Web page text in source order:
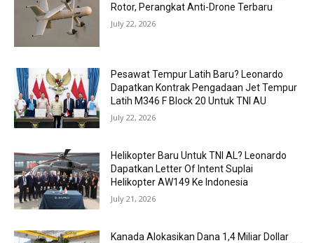
Rotor, Perangkat Anti-Drone Terbaru
July 22, 2026
Pesawat Tempur Latih Baru? Leonardo
Dapatkan Kontrak Pengadaan Jet Tempur
Latih M346 F Block 20 Untuk TNI AU
July 22, 2026
Helikopter Baru Untuk TNI AL? Leonardo
Dapatkan Letter Of Intent Suplai
Helikopter AW149 Ke Indonesia
July 21, 2026
Kanada Alokasikan Dana 1,4 Miliar Dollar